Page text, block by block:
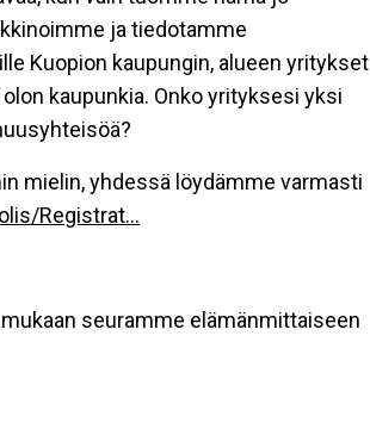
ja tiedotamme
Kuopion kaupungin, alueen yritykset
kaupunkia. Onko yrityksesi yksi
mielin, yhdessä löydämme varmasti
Registrat...
seuramme elämänmittaiseen